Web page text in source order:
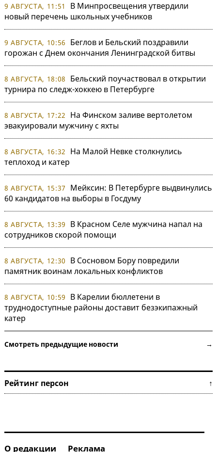
9 АВГУСТА, 11:51
В Минпросвещения утвердили
новый перечень школьных учебников
9 АВГУСТА, 10:56
Беглов и Бельский поздравили
горожан с Днем окончания Ленинградской битвы
8 АВГУСТА, 18:08
Бельский поучаствовал в открытии
турнира по следж-хоккею в Петербурге
8 АВГУСТА, 17:22
На Финском заливе вертолетом
эвакуировали мужчину с яхты
8 АВГУСТА, 16:32
На Малой Невке столкнулись
теплоход и катер
8 АВГУСТА, 15:37
Мейксин: В Петербурге выдвинулись
60 кандидатов на выборы в Госдуму
8 АВГУСТА, 13:39
В Красном Селе мужчина напал на
сотрудников скорой помощи
8 АВГУСТА, 12:30
В Сосновом Бору повредили
памятник воинам локальных конфликтов
8 АВГУСТА, 10:59
В Карелии бюллетени в
труднодоступные районы доставит безэкипажный
катер
Смотреть предыдущие новости →
Рейтинг персон ↑
О редакции
Реклама